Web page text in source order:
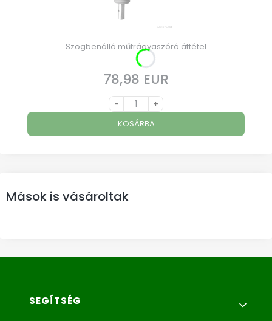
Szögbenálló műtrágyaszóró áttétel
Ár
78,98 EUR
- +
KOSÁRBA
Mások is vásároltak
Lábléc menü
SEGÍTSÉG